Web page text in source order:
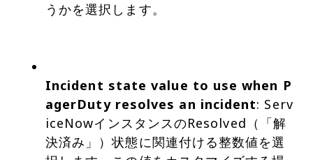
うかを選択します。
Incident state value to use when P
agerDuty resolves an incident: Serv
iceNowインスタンスのResolved（「解
決済み」）状態に関連付ける整数値を選